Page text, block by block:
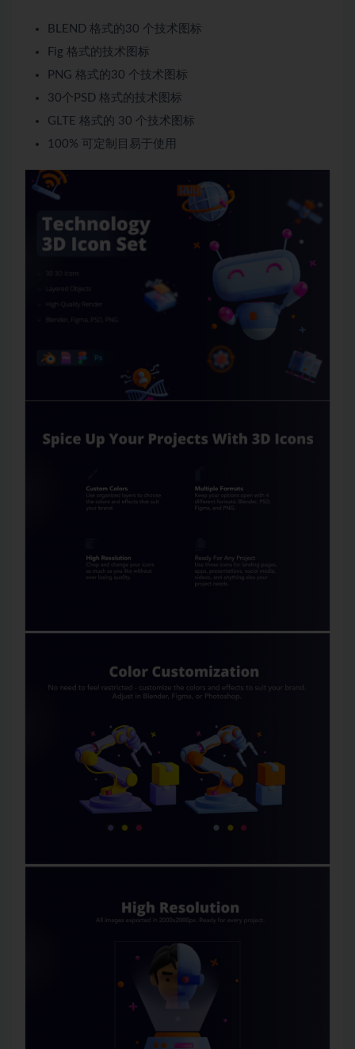
BLEND 格式的30 个技术图标
Fig 格式的技术图标
PNG 格式的30 个技术图标
30个PSD 格式的技术图标
GLTE 格式的 30 个技术图标
100% 可定制目易于使用